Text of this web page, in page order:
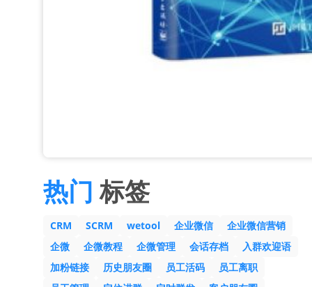
热门 标签
CRM SCRM wetool 企业微信
企业微信营销
企微
企微教程 企微管理 会话存档
入群欢迎语
加粉链接
历史朋友圈 员工活码
员工离职